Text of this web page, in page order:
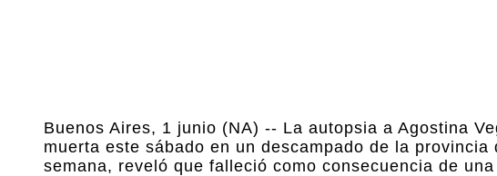
Buenos Aires, 1 junio (NA) -- La autopsia a Agostina
muerta este sábado en un descampado de la
semana, reveló que falleció como consecuencia de